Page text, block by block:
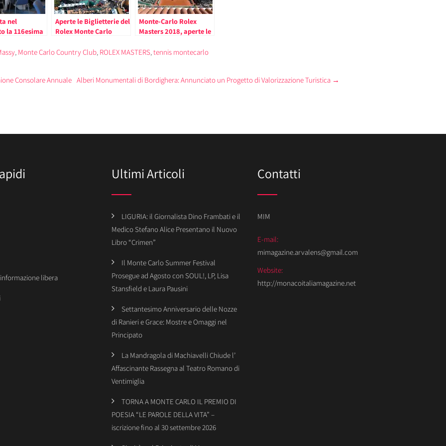
nel
la 116esima
Masters
Aperte le Biglietterie del
Rolex Monte Carlo
Monte-Carlo Rolex
Masters 2018, aperte le
, Monte Carlo Country Club, ROLEX MASTERS, tennis montecarlo
Consolare Annuale Alberi Monumentali di Bordighera: Annunciato un Progetto di Valorizzazione Turistica →
libera
Ultimi Articoli
LIGURIA: il Giornalista Dino Frambati e il
Medico Stefano Alice Presentano il Nuovo
Libro “Crimen”
Il Monte Carlo Summer Festival
Prosegue ad Agosto con SOUL!, LP, Lisa
Stansfield e Laura Pausini
Settantesimo Anniversario delle Nozze
di Ranieri e Grace: Mostre e Omaggi nel
Principato
La Mandragola di Machiavelli Chiude l’
Affascinante Rassegna al Teatro Romano di
Ventimiglia
TORNA A MONTE CARLO IL PREMIO DI
POESIA “LE PAROLE DELLA VITA” –
iscrizione fino al 30 settembre 2026
Contatti
MIM
E-mail:
mimagazine.arvalens@gmail.com
Website:
http://monacoitaliamagazine.net